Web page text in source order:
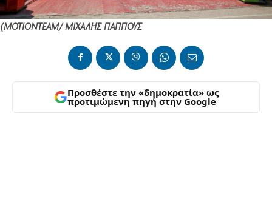
(ΜΟΤΙΟΝΤΕΑΜ/ ΜΙΧΑΛΗΣ ΠΑΠΠΟΥΣ
Προσθέστε την «δημοκρατία» ως
προτιμώμενη πηγή στην Google